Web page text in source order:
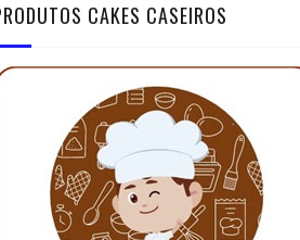
CAKES CASEIROS